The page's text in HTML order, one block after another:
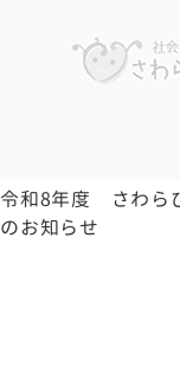
令和8年度 さわら
のお知らせ